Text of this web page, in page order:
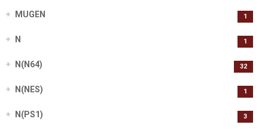
MUGEN 1
N 1
N(N64) 32
N(NES) 1
N(PS1) 3